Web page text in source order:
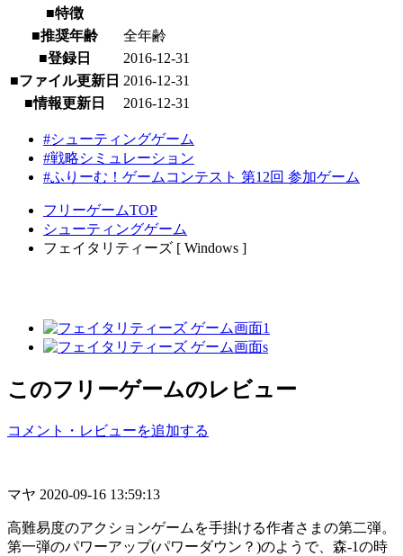
■特徴
■推奨年齢
全年齢
■登録日
2016-12-31
■ファイル更新日 2016-12-31
■情報更新日
2016-12-31
#シューティングゲーム
#戦略シミュレーション
#ふりーむ！ゲームコンテスト 第12回 参加ゲーム
フリーゲームTOP
シューティングゲーム
フェイタリティーズ [ Windows ]
このフリーゲームのレビュー
コメント・レビューを追加する
マヤ 2020-09-16 13:59:13
高難易度のアクションゲームを手掛ける作者さまの第二弾。
第一弾のパワーアップ(パワーダウン？)のようで、森-1の時